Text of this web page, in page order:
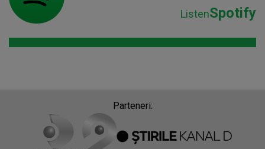
ListenSpotify
Parteneri: